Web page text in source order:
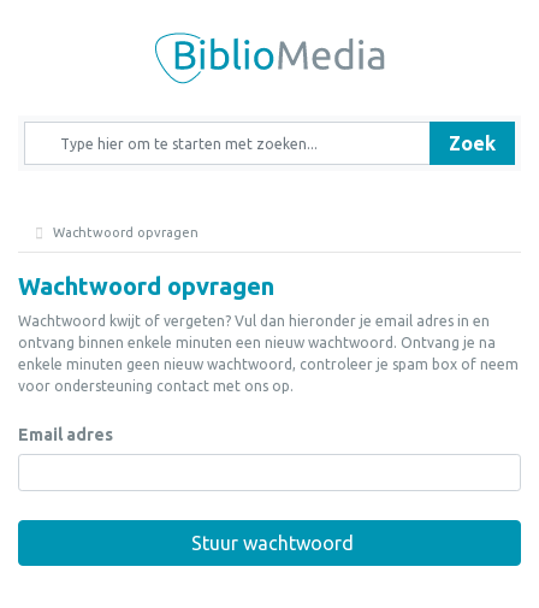
Zoek
Wachtwoord opvragen
Wachtwoord opvragen
Wachtwoord kwijt of vergeten? Vul dan hieronder je email adres in en
ontvang binnen enkele minuten een nieuw wachtwoord. Ontvang je na
enkele minuten geen nieuw wachtwoord, controleer je spam box of neem
voor ondersteuning contact met ons op.
Email adres
Stuur wachtwoord